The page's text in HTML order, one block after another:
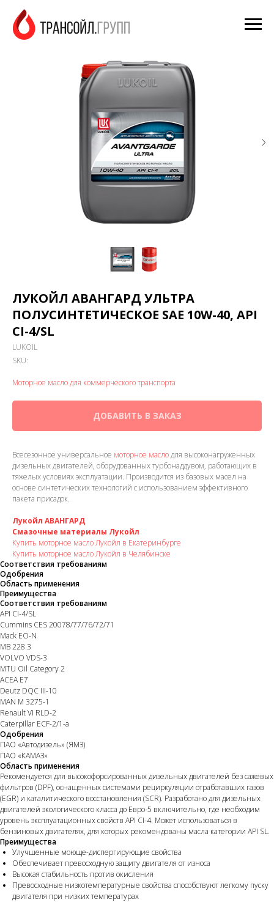
ЛУКОЙЛ АВАНГАРД УЛЬТРА
ПОЛУСИНТЕТИЧЕСКОЕ SAE 10W-40, API
CI-4/SL
LUKOIL
SKU:
Моторное масло для коммерческого транспорта
ДОБАВИТЬ В ЗАКАЗ
Всесезонное универсальное моторное маслодля высоконагруженных
дизельных двигателей, оборудованных турбонаддувом, работающих в
тяжелых условиях эксплуатации. Производится из базовых масел на
основе синтетических технологий с использованием эффективного
пакета присадок.
Лукойл АВАНГАРД
Смазочные материалы Лукойл
Купить моторное масло Лукойл в Екатеринбурге
Купить моторное масло Лукойл в Челябинске
Соответствия требованиям
Одобрения
Область применения
Преимущества
Соответствия требованиям
API CI-4/SL
Cummins CES 20078/77/76/72/71
Mack EO-N
MB 228.3
VOLVO VDS-3
MTU Oil Category 2
ACEA E7
Deutz DQC III-10
MAN M 3275-1
Renault VI RLD-2
Caterpillar ECF-2/1-a
Одобрения
ПАО «Автодизель» (ЯМЗ)
ПАО «КАМАЗ»
Область применения
Рекомендуется для высокофорсированных дизельных двигателей без сажевых
фильтров (DPF), оснащенных системами рециркуляции отработавших газов
(EGR) и каталитического восстановления (SCR). Разработано для дизельных
двигателей экологического класса до Евро-5 включительно, где необходим
уровень эксплуатационных свойств API CI-4. Может использоваться в
бензиновых двигателях, для которых рекомендованы масла категории API SL.
Преимущества
Улучшенные моюще-диспергирующие свойства
Обеспечивает превосходную защиту двигателя от износа
Высокая стабильность против окисления
Превосходные низкотемпературные свойства способствуют легкому пуску
двигателя при низких температурах